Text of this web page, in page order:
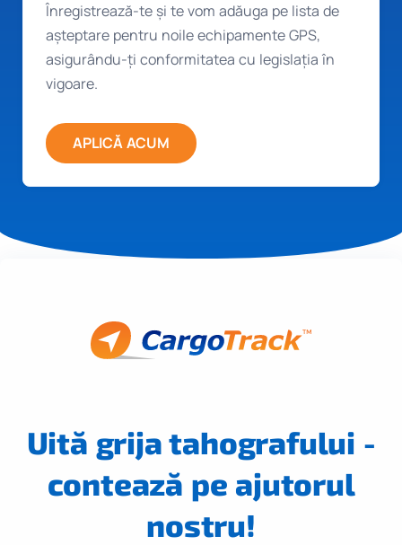
Înregistrează-te și te vom adăuga pe lista de
așteptare pentru noile echipamente GPS,
asigurându-ți conformitatea cu legislația în
vigoare.
APLICĂ ACUM
Uită grija tahografului -
contează pe ajutorul
nostru!